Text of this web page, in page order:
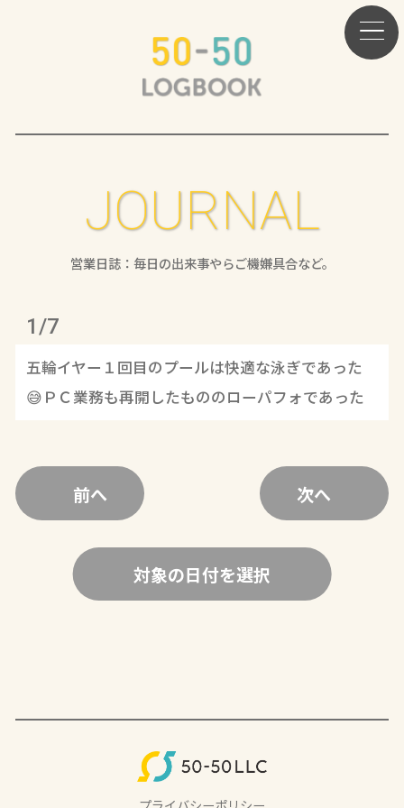
JOURNAL
営業日誌：毎日の出来事やらご機嫌具合など。
1/7
五輪イヤー１回目のプールは快適な泳ぎであった
😅ＰＣ業務も再開したもののローパフォであった
前へ 次へ
対象の日付を選択